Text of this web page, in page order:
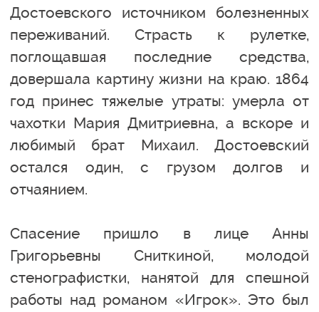
Достоевского источником болезненных
переживаний. Страсть к рулетке,
поглощавшая последние средства,
довершала картину жизни на краю. 1864
год принес тяжелые утраты: умерла от
чахотки Мария Дмитриевна, а вскоре и
любимый брат Михаил. Достоевский
остался один, с грузом долгов и
отчаянием.
Спасение пришло в лице Анны
Григорьевны Сниткиной, молодой
стенографистки, нанятой для спешной
работы над романом «Игрок». Это был